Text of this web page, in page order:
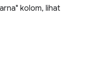
kolom, lihat